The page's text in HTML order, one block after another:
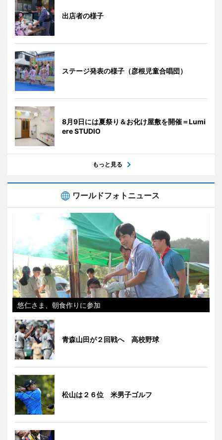
出店者の様子
ステージ発表の様子（彦根児童合唱団）
8月9日には夏祭り＆お化け屋敷を開催＝Lumi
ere STUDIO
もっと見る
ワールドフォトニュース
悠仁さま、朝食作りに参加
青森山田が２回戦へ 高校野球
松山は２６位 米男子ゴルフ